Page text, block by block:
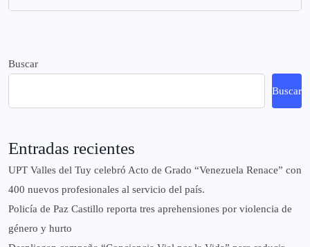
Buscar
Buscar
Entradas recientes
UPT Valles del Tuy celebró Acto de Grado “Venezuela Renace” con
400 nuevos profesionales al servicio del país.
‎Policía de Paz Castillo reporta tres aprehensiones por violencia de
género y hurto